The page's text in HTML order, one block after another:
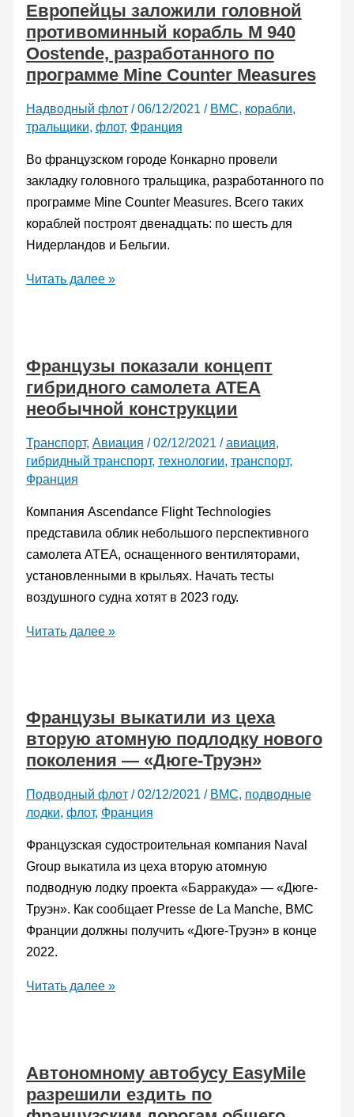
судну
Ville
de
Bordeaux
топливо
Европейцы заложили головной
противоминный корабль М 940
Oostende, разработанного по
программе Mine Counter Measures
Надводный флот/06/12/2021 / ВМС, корабли,
тральщики, флот, Франция
Во французском городе Конкарно провели
закладку головного тральщика, разработанного по
программе Mine Counter Measures. Всего таких
кораблей построят двенадцать: по шесть для
Нидерландов и Бельгии.
Европейцы
корабль
М
940
разработанного
по
Mine
Counter
Measures
Читать далее »
Французы показали концепт
гибридного самолета ATEA
необычной конструкции
Транспорт, Авиация /02/12/2021 /авиация,
гибридный транспорт, технологии, транспорт,
Франция
Компания Ascendance Flight Technologies
представила облик небольшого перспективного
самолета ATEA, оснащенного вентиляторами,
установленными в крыльях. Начать тесты
воздушного судна хотят в 2023 году.
Французы
самолета
ATEA
необычной
Читать далее »
Французы выкатили из цеха
вторую атомную подлодку нового
поколения — «Дюге-Труэн»
Подводный флот/02/12/2021 / ВМС, подводные
лодки, флот, Франция
Французская судостроительная компания Naval
Group выкатила из цеха вторую атомную
подводную лодку проекта «Барракуда» — «Дюге-
Труэн». Как сообщает Presse de La Manche, ВМС
Франции должны получить «Дюге-Труэн» в конце
2022.
Французы
вторую
атомную
подлодку
Читать далее »
Автономному автобусу EasyMile
разрешили ездить по